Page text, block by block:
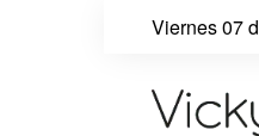
Viernes 07